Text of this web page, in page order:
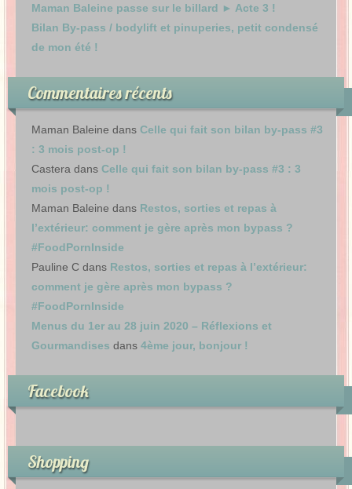
Maman Baleine passe sur le billard ► Acte 3 !
Bilan By-pass / bodylift et pinuperies, petit condensé
de mon été !
Commentaires récents
Maman Baleine dans Celle qui fait son bilan by-pass #3
: 3 mois post-op !
Castera dans Celle qui fait son bilan by-pass #3 : 3
mois post-op !
Maman Baleine dans Restos, sorties et repas à
l’extérieur: comment je gère après mon bypass ?
#FoodPornInside
Pauline C dans Restos, sorties et repas à l’extérieur:
comment je gère après mon bypass ?
#FoodPornInside
Menus du 1er au 28 juin 2020 – Réflexions et
Gourmandises dans 4ème jour, bonjour !
Facebook
Shopping